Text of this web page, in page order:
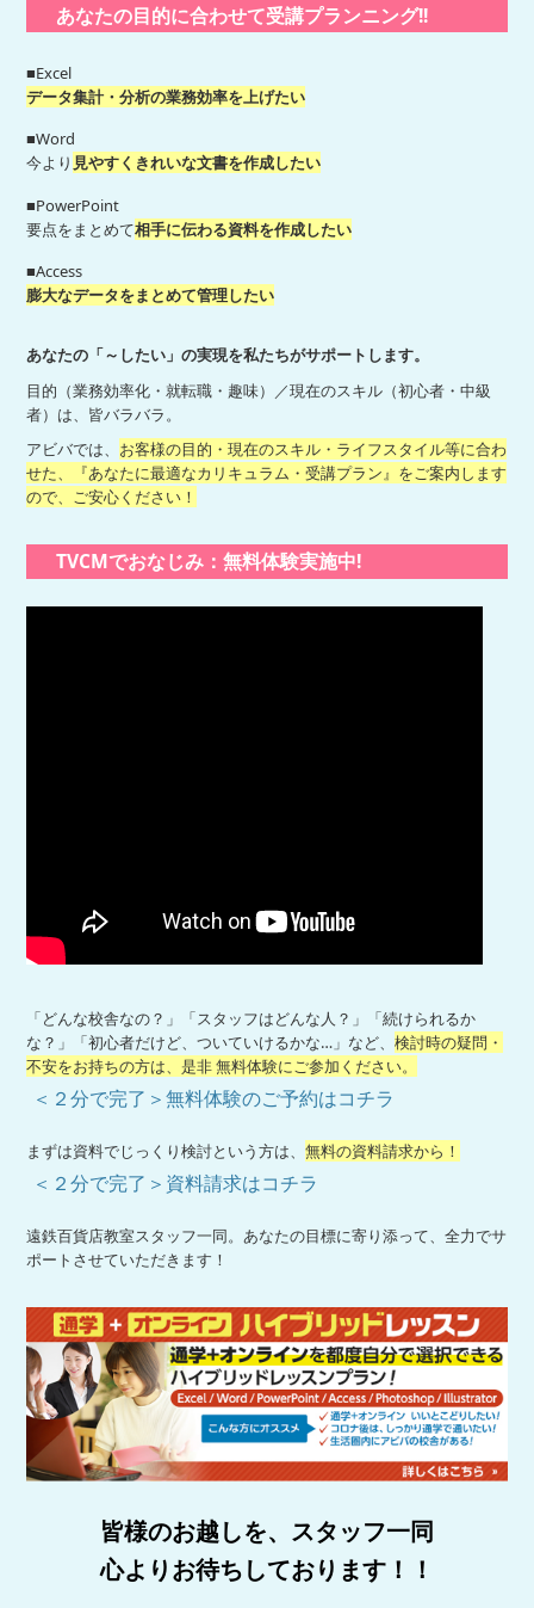
あなたの目的に合わせて受講プランニング!!
■Excel
データ集計・分析の業務効率を上げたい
■Word
今より 見やすくきれいな文書を作成したい
■PowerPoint
要点をまとめて相手に伝わる資料を作成したい
■Access
膨大なデータをまとめて管理したい
あなたの「～したい」の実現を私たちがサポートします。
目的（業務効率化・就転職・趣味）／現在のスキル（初心者・中級
者）は、皆バラバラ。
アビバでは、 お客様の目的・現在のスキル・ライフスタイル等に合わ
せた、『あなたに最適なカリキュラム・受講プラン』をご案内します
ので、ご安心ください！
TVCMでおなじみ：無料体験実施中!
「どんな校舎なの？」「スタッフはどんな人？」「続けられるか
な？」「初心者だけど、ついていけるかな…」など、検討時の疑問・
不安をお持ちの方は、是非 無料体験にご参加ください。
＜２分で完了＞無料体験のご予約はコチラ
まずは資料でじっくり検討という方は、無料の資料請求から！
＜２分で完了＞資料請求はコチラ
遠鉄百貨店教室スタッフ一同。あなたの目標に寄り添って、全力でサ
ポートさせていただきます！
皆様のお越しを、スタッフ一同
心よりお待ちしております！！